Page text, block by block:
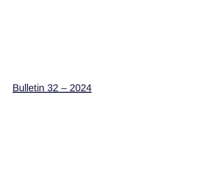
Bulletin 32 – 2024